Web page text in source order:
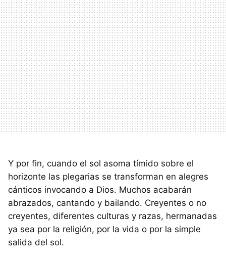
Y por fin, cuando el sol asoma tímido sobre el
horizonte las plegarias se transforman en alegres
cánticos invocando a Dios. Muchos acabarán
abrazados, cantando y bailando. Creyentes o no
creyentes, diferentes culturas y razas, hermanadas
ya sea por la religión, por la vida o por la simple
salida del sol.